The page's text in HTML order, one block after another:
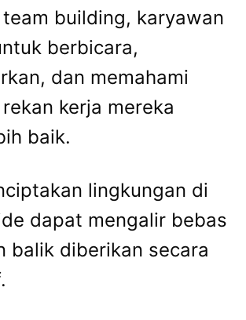
building, karyawan
berbicara,
dan memahami
kerja mereka
baik.
lingkungan di
dapat mengalir bebas
balik diberikan secara